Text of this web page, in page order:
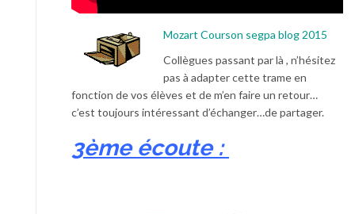
Mozart Courson segpa blog 2015
Collègues passant par là , n’hésitez
pas à adapter cette trame en
fonction de vos élèves et de m’en faire un retour…
c’est toujours intéressant d’échanger…de partager.
3ème écoute :